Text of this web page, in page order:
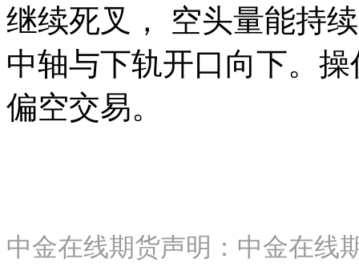
继续死叉， 空头量能持
中轴与下轨开口向下。
偏空交易。
中金在线期货声明：中金在线